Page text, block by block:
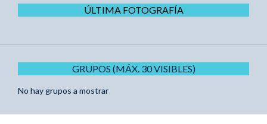
ÚLTIMA FOTOGRAFÍA
GRUPOS (MÁX. 30 VISIBLES)
No hay grupos a mostrar